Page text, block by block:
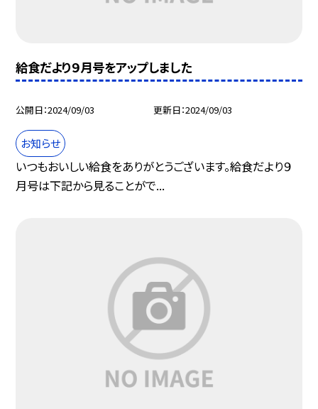
給食だより９月号をアップしました
公開日 2024/09/03 更新日 2024/09/03
お知らせ
いつもおいしい給食をありがとうございます。給食だより９
月号は下記から見ることがで...